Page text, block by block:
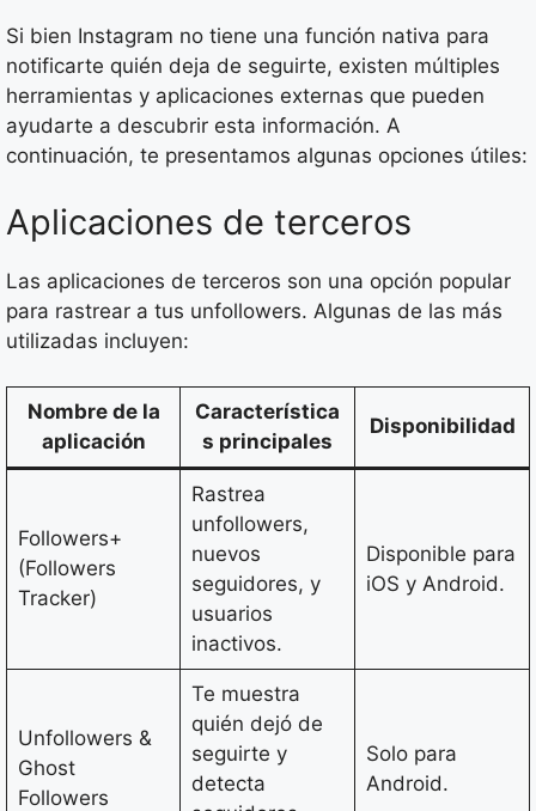
Si bien Instagram no tiene una función nativa para
notificarte quién deja de seguirte, existen múltiples
herramientas y aplicaciones externas que pueden
ayudarte a descubrir esta información. A
continuación, te presentamos algunas opciones útiles:
Aplicaciones de terceros
Las aplicaciones de terceros son una opción popular
para rastrear a tus unfollowers. Algunas de las más
utilizadas incluyen:
Nombre de la
aplicación
Característica
s principales
Disponibilidad
Followers+
(Followers
Tracker)
Rastrea
unfollowers,
nuevos
seguidores, y
usuarios
inactivos.
Disponible para
iOS y Android.
Unfollowers &
Ghost
Followers
Te muestra
quién dejó de
seguirte y
detecta
Solo para
Android.